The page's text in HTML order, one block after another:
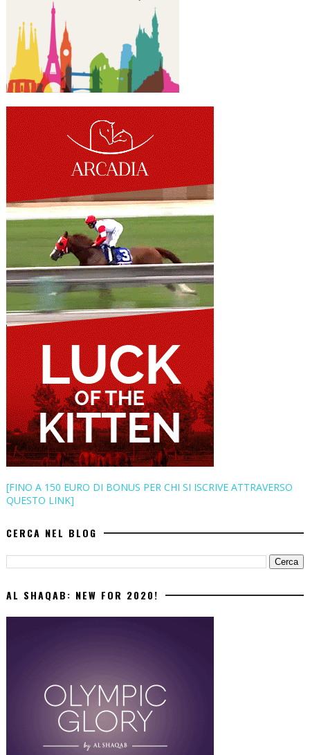
[FINO A 150 EURO DI BONUS PER CHI SI ISCRIVE ATTRAVERSO
QUESTO LINK]
CERCA NEL BLOG
AL SHAQAB: NEW FOR 2020!